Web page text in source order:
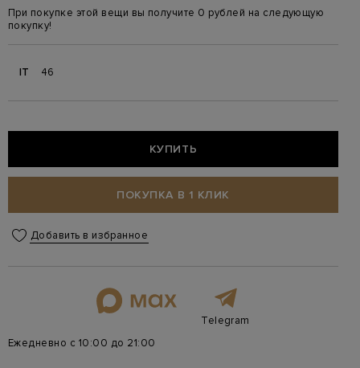
При покупке этой вещи вы получите 0 рублей на следующую
покупку!
IT 46
КУПИТЬ
ПОКУПКА В 1 КЛИК
Добавить в избранное
Telegram
Ежедневно с 10:00 до 21:00